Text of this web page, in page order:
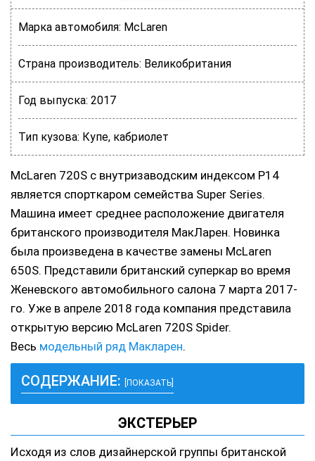
Марка автомобиля: McLaren
Страна производитель: Великобритания
Год выпуска: 2017
Тип кузова: Купе, кабриолет
McLaren 720S с внутризаводским индексом P14
является спорткаром семейства Super Series.
Машина имеет среднее расположение двигателя
британского производителя МакЛарен. Новинка
была произведена в качестве замены McLaren
650S. Представили британский суперкар во время
Женевского автомобильного салона 7 марта 2017-
го. Уже в апреле 2018 года компания представила
открытую версию McLaren 720S Spider.
Весь модельный ряд Макларен.
СОДЕРЖАНИЕ: [ПОКАЗАТЬ]
ЭКСТЕРЬЕР
Исходя из слов дизайнерской группы британской